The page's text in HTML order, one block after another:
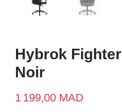
Hybrok Fighter
Noir
1 199,00 MAD